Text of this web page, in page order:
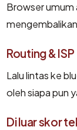
Browser umum
Routing & ISP
Lalu lintas ke
oleh siapa pun
Di luar skor